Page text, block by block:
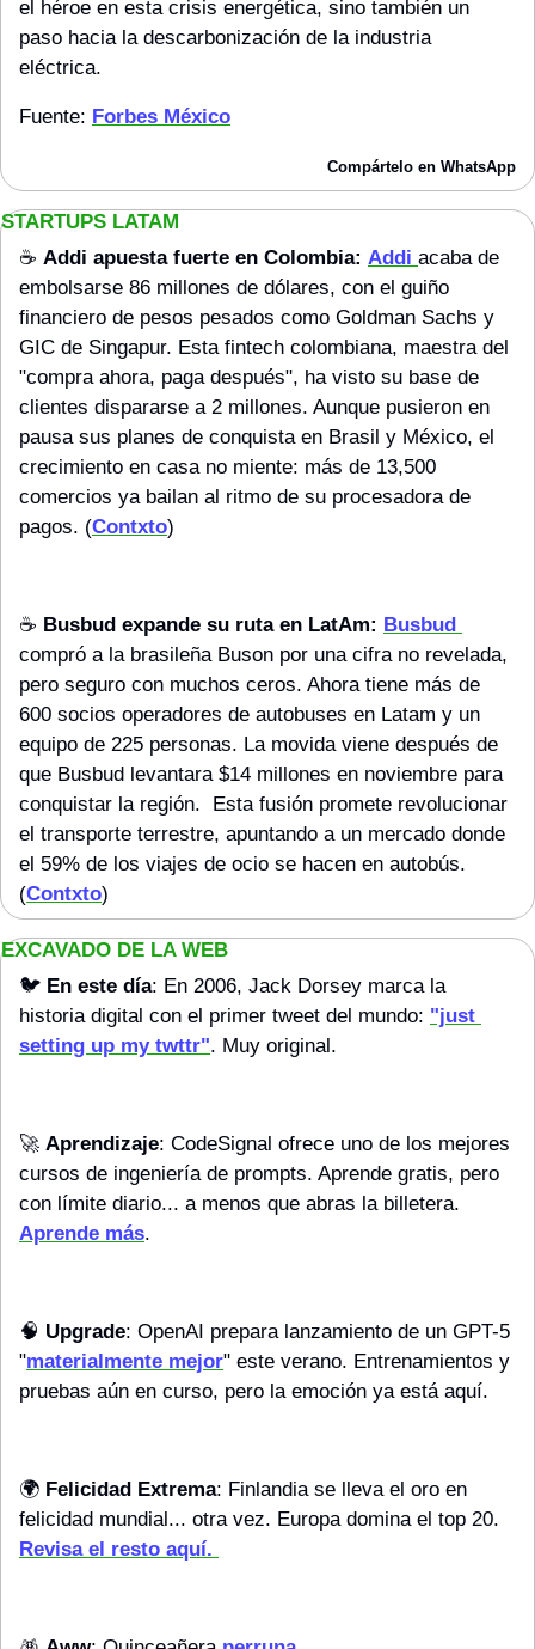
el héroe en esta crisis energética, sino también un
paso hacia la descarbonización de la industria
eléctrica.
Fuente: Forbes México
Compártelo en WhatsApp
STARTUPS LATAM
☕️ Addi apuesta fuerte en Colombia: Addi acaba de
embolsarse 86 millones de dólares, con el guiño
financiero de pesos pesados como Goldman Sachs y
GIC de Singapur. Esta fintech colombiana, maestra del
"compra ahora, paga después", ha visto su base de
clientes dispararse a 2 millones. Aunque pusieron en
pausa sus planes de conquista en Brasil y México, el
crecimiento en casa no miente: más de 13,500
comercios ya bailan al ritmo de su procesadora de
pagos. (Contxto)
☕️ Busbud expande su ruta en LatAm:
compró a la brasileña Buson por una cifra no revelada,
pero seguro con muchos ceros. Ahora tiene más de
600 socios operadores de autobuses en Latam y un
equipo de 225 personas. La movida viene después de
que Busbud levantara $14 millones en noviembre para
conquistar la región.  Esta fusión promete revolucionar
el transporte terrestre, apuntando a un mercado donde
el 59% de los viajes de ocio se hacen en autobús.
(Contxto)
EXCAVADO DE LA WEB
🐦 En este día: En 2006, Jack Dorsey marca la
historia digital con el primer tweet del mundo: "just
setting up my twttr". Muy original.
🚀 Aprendizaje: CodeSignal ofrece uno de los mejores
cursos de ingeniería de prompts. Aprende gratis, pero
Aprende más.
🧠 Upgrade: OpenAI prepara lanzamiento de un GPT-5
"materialmente mejor" este verano. Entrenamientos y
pruebas aún en curso, pero la emoción ya está aquí.
🌍 Felicidad Extrema: Finlandia se lleva el oro en
Revisa el resto aquí.